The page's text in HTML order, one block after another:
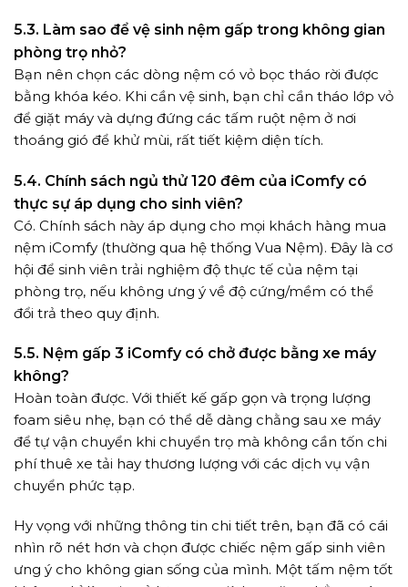
5.3. Làm sao để vệ sinh nệm gấp trong không gian
phòng trọ nhỏ?
Bạn nên chọn các dòng nệm có vỏ bọc tháo rời được
bằng khóa kéo. Khi cần vệ sinh, bạn chỉ cần tháo lớp vỏ
để giặt máy và dựng đứng các tấm ruột nệm ở nơi
thoáng gió để khử mùi, rất tiết kiệm diện tích.
5.4. Chính sách ngủ thử 120 đêm của iComfy có
thực sự áp dụng cho sinh viên?
Có. Chính sách này áp dụng cho mọi khách hàng mua
nệm iComfy (thường qua hệ thống Vua Nệm). Đây là cơ
hội để sinh viên trải nghiệm độ thực tế của nệm tại
phòng trọ, nếu không ưng ý về độ cứng/mềm có thể
đổi trả theo quy định.
5.5. Nệm gấp 3 iComfy có chở được bằng xe máy
không?
Hoàn toàn được. Với thiết kế gấp gọn và trọng lượng
foam siêu nhẹ, bạn có thể dễ dàng chằng sau xe máy
để tự vận chuyển khi chuyển trọ mà không cần tốn chi
phí thuê xe tải hay thương lượng với các dịch vụ vận
chuyển phức tạp.
Hy vọng với những thông tin chi tiết trên, bạn đã có cái
nhìn rõ nét hơn và chọn được chiếc nệm gấp sinh viên
ưng ý cho không gian sống của mình. Một tấm nệm tốt